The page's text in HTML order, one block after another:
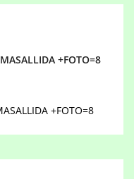
+FOTO=8
+FOTO=8